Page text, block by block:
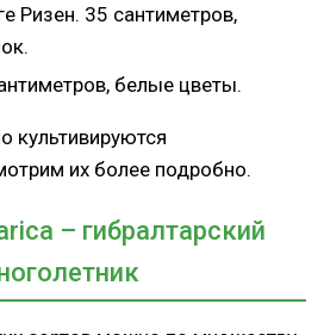
Ризен. 35 сантиметров,
белые цветы.
культивируются
их более подробно.
– гибралтарский